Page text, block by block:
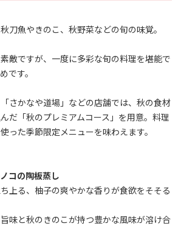
刀魚やきのこ、秋野菜などの旬の味覚。
敵ですが、一度に多彩な旬の料理を堪能で
です。
さかなや道場」などの店舗では、秋の食材
だ「秋のプレミアムコース」を用意。料理
った季節限定メニューを味わえます。
コの陶板蒸し
上る、柚子の爽やかな香りが食欲をそそる
味と秋のきのこが持つ豊かな風味が溶け合